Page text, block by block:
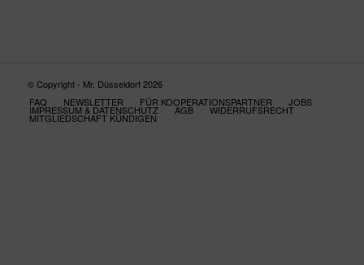
© Copyright - Mr. Düsseldorf 2026
FAQ
NEWSLETTER FÜR KOOPERATIONSPARTNER JOBS
IMPRESSUM & DATENSCHUTZ AGB WIDERRUFSRECHT
MITGLIEDSCHAFT KÜNDIGEN